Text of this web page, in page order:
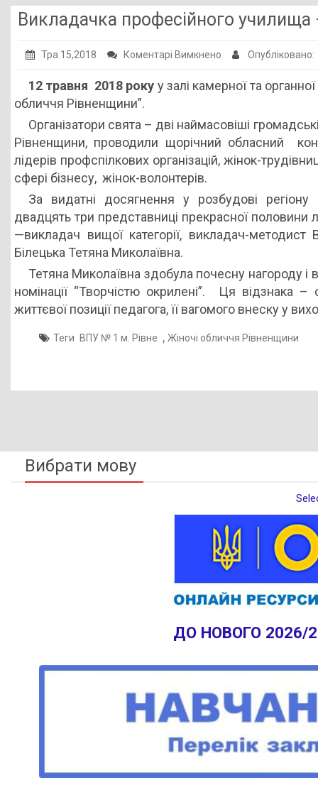
Викладачка професійного
Тра 15,2018 Коментарі Вимкнено до
професійного
–
«Жіноче
обличчя
12 травня 2018 року у залі камерної та
обличчя Рівненщини”.
Організатори свята – дві наймасовіші
Рівненщини, проводили щорічний обласний
лідерів профспілкових організацій, жінок-
сфері бізнесу, жінок-волонтерів.
За видатні досягнення у розбудові
двадцять три представниці прекрасної
—викладач вищої категорії, викладач-
Білецька Тетяна Миколаївна.
Тетяна Миколаївна здобула почесну нагороду і
номінації “Творчістю окрилені”. Ця відзнака –
життєвої позиції педагога, її вагомого внеску у
Теги ВПУ № 1 м. Рівне , Жіночі обличчя Рівненщини
Вибрати мову
ДО НОВОГО 2026/